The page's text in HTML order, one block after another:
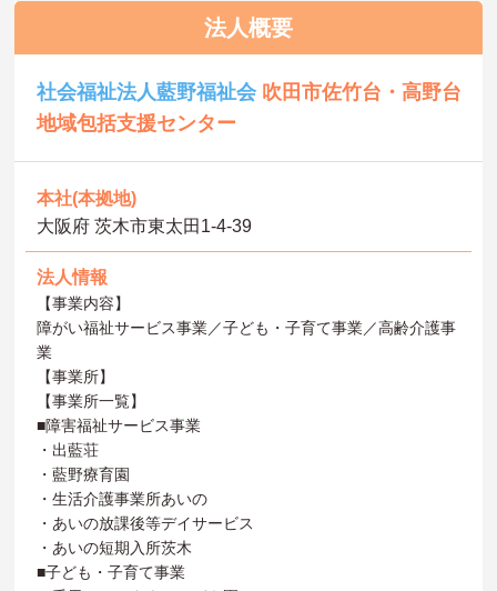
法人概要
社会福祉法人藍野福祉会 吹田市佐竹台・高野台
地域包括支援センター
本社(本拠地)
大阪府 茨木市東太田1‐4‐39
法人情報
【事業内容】
障がい福祉サービス事業／子ども・子育て事業／高齢介護事
業
【事業所】
【事業所一覧】
■障害福祉サービス事業
・出藍荘
・藍野療育園
・生活介護事業所あいの
・あいの放課後等デイサービス
・あいの短期入所茨木
■子ども・子育て事業